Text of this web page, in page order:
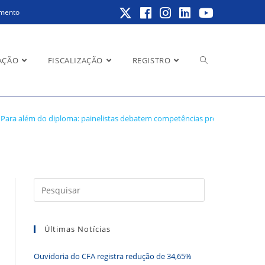
FISCALIZAÇÃO REGISTRO Alternar
pesquisa
do
profissionais
Para além do diploma: painelistas debatem competências profissionais
a
Últimas Notícias
Ouvidoria do CFA registra redução de 34,65%